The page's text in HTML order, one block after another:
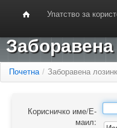
Упатство за
Заборавена
Почетна / Заборавена
Корисничко име/Е-
маил: